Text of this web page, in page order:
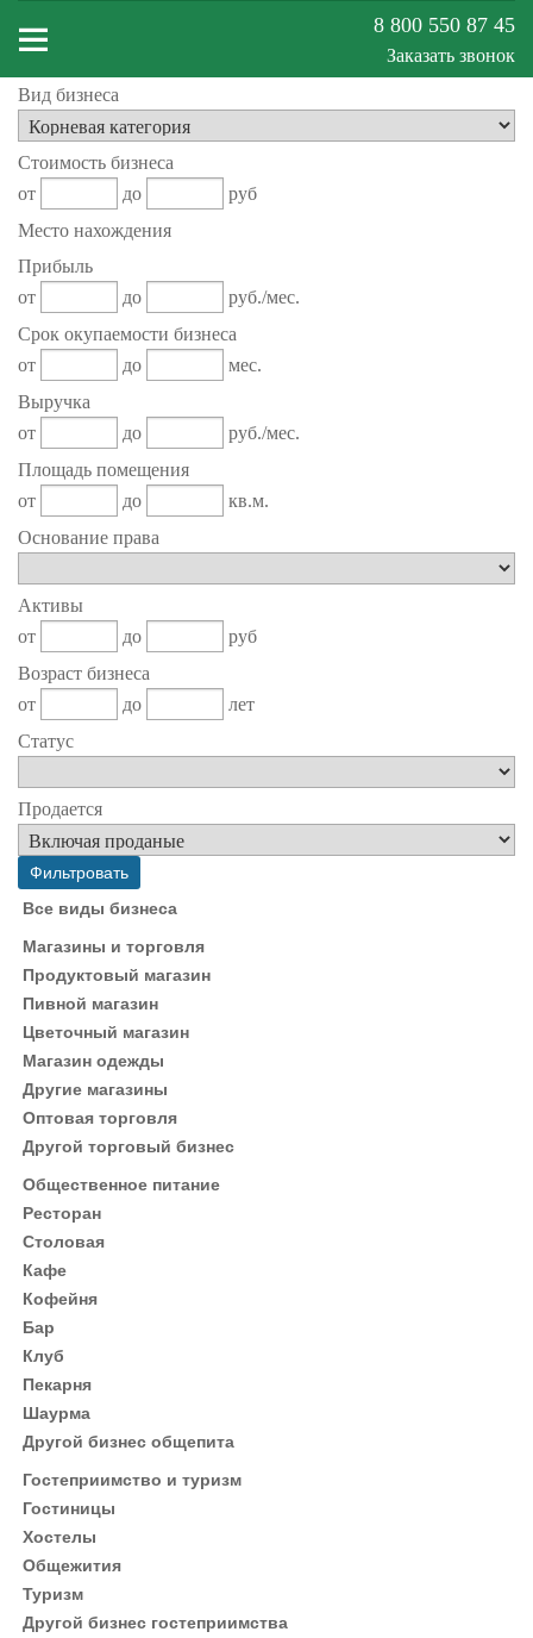
Меню
сайта
8 800 550 87 45
Заказать звонок
Вид бизнеса
Стоимость бизнеса
от
до
руб
Место нахождения
Прибыль
от
до
руб./мес.
Срок окупаемости бизнеса
от
до
мес.
Выручка
от
до
руб./мес.
Площадь помещения
от
до
кв.м.
Основание права
Активы
от
до
руб
Возраст бизнеса
от
до
лет
Статус
Продается
Все виды бизнеса
Магазины и торговля
Продуктовый магазин
Пивной магазин
Цветочный магазин
Магазин одежды
Другие магазины
Оптовая торговля
Другой торговый бизнес
Общественное питание
Ресторан
Столовая
Кафе
Кофейня
Бар
Клуб
Пекарня
Шаурма
Другой бизнес общепита
Гостеприимство и туризм
Гостиницы
Хостелы
Общежития
Туризм
Другой бизнес гостеприимства